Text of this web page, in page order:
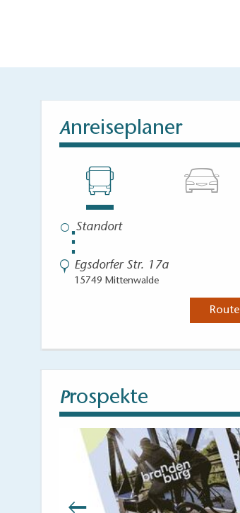
Anreiseplaner
⋮
Egsdorfer Str. 17a
15749 Mittenwalde
Prospekte